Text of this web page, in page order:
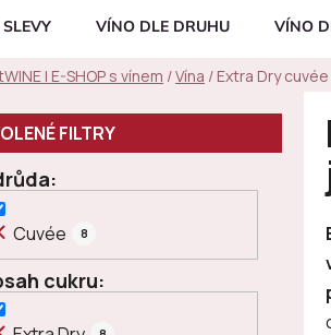
VÍNO DLE DRUHU VÍNO
| E-SHOP s vínem /Vína / Extra Dry
Cuvée 8
cukru